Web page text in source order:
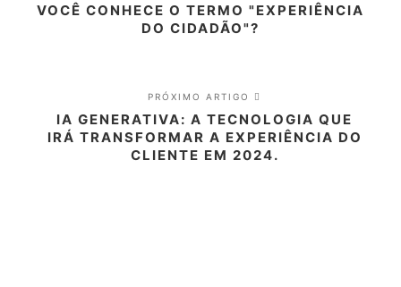
VOCÊ CONHECE O TERMO "EXPERIÊNCIA
DO CIDADÃO"?
PRÓXIMO ARTIGO
IA GENERATIVA: A TECNOLOGIA QUE
IRÁ TRANSFORMAR A EXPERIÊNCIA DO
CLIENTE EM 2024.